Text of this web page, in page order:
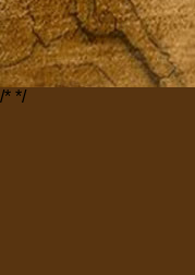
/* */